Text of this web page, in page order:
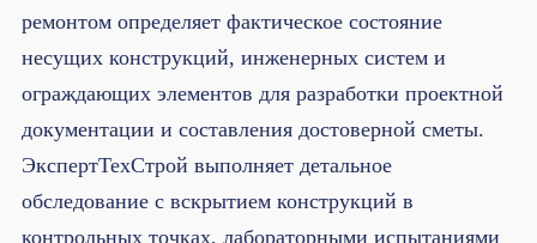
ремонтом определяет фактическое состояние
несущих конструкций, инженерных систем и
ограждающих элементов для разработки проектной
документации и составления достоверной сметы.
ЭкспертТехСтрой выполняет детальное
обследование с вскрытием конструкций в
контрольных точках, лабораторными испытаниями